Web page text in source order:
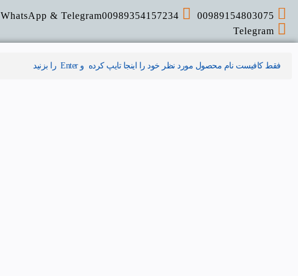
00989154803075
WhatsApp & Telegram00989354157234
Telegram